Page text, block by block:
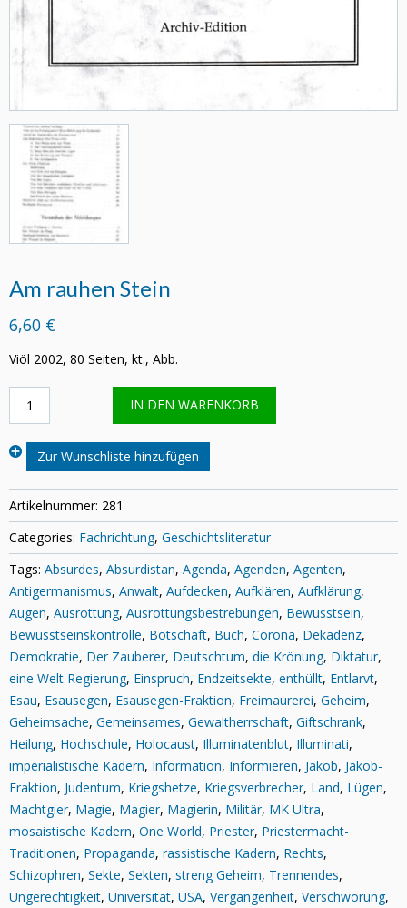
Am rauhen Stein
6,60 €
Viöl 2002, 80 Seiten, kt., Abb.
rauhen
Menge
IN DEN WARENKORB
Zur Wunschliste hinzufügen
Artikelnummer: 281
Categories: Fachrichtung, Geschichtsliteratur
Tags: Absurdes, Absurdistan, Agenda, Agenden, Agenten,
Antigermanismus, Anwalt, Aufdecken, Aufklären, Aufklärung,
Augen, Ausrottung, Ausrottungsbestrebungen, Bewusstsein,
Bewusstseinskontrolle, Botschaft, Buch, Corona, Dekadenz,
Demokratie, Der Zauberer, Deutschtum, die Krönung, Diktatur,
eine Welt Regierung, Einspruch, Endzeitsekte, enthüllt, Entlarvt,
Esau, Esausegen, Esausegen-Fraktion, Freimaurerei, Geheim,
Geheimsache, Gemeinsames, Gewaltherrschaft, Giftschrank,
Heilung, Hochschule, Holocaust, Illuminatenblut, Illuminati,
imperialistische Kadern, Information, Informieren, Jakob, Jakob-
Fraktion, Judentum, Kriegshetze, Kriegsverbrecher, Land, Lügen,
Machtgier, Magie, Magier, Magierin, Militär, MK Ultra,
mosaistische Kadern, One World, Priester, Priestermacht-
Traditionen, Propaganda, rassistische Kadern, Rechts,
Schizophren, Sekte, Sekten, streng Geheim, Trennendes,
Ungerechtigkeit, Universität, USA, Vergangenheit, Verschwörung,